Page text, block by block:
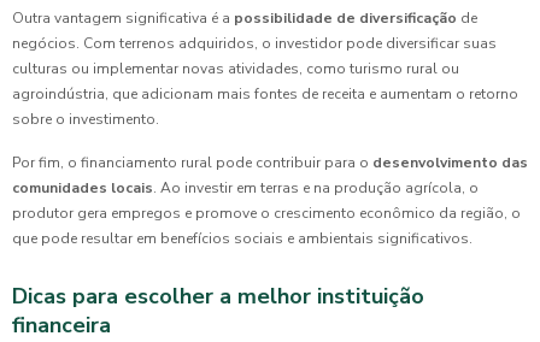
Outra vantagem significativa é a possibilidade de diversificação de
negócios. Com terrenos adquiridos, o investidor pode diversificar suas
culturas ou implementar novas atividades, como turismo rural ou
agroindústria, que adicionam mais fontes de receita e aumentam o retorno
sobre o investimento.
Por fim, o financiamento rural pode contribuir para o desenvolvimento das
comunidades locais. Ao investir em terras e na produção agrícola, o
produtor gera empregos e promove o crescimento econômico da região, o
que pode resultar em benefícios sociais e ambientais significativos.
Dicas para escolher a melhor instituição
financeira